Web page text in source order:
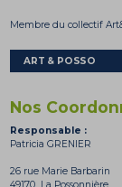
Membre du collectif
ART & POSSO
Nos
Responsable :
Patricia GRENIER
26 rue Marie Barbarin
49170 La Possonnière